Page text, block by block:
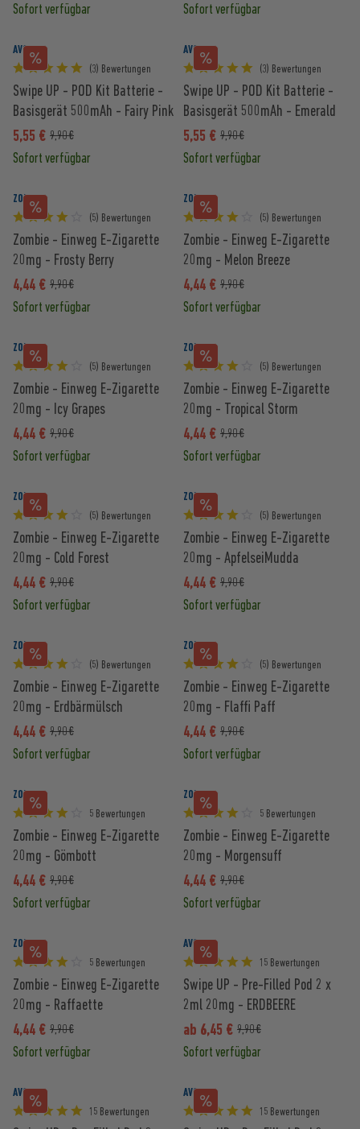
Sofort verfügbar Sofort verfügbar
AVORIA
(3) Bewertungen
Swipe UP - POD Kit Batterie -
Basisgerät 500mAh - Fairy Pink
5,55 € 9,90 €
Sofort verfügbar
AVORIA
(3) Bewertungen
Swipe UP - POD Kit Batterie -
Basisgerät 500mAh - Emerald
Green
5,55 € 9,90 €
Sofort verfügbar
ZOMBIE
(5) Bewertungen
Zombie - Einweg E-Zigarette
20mg - Frosty Berry
4,44 € 9,90 €
Sofort verfügbar
ZOMBIE
(5) Bewertungen
Zombie - Einweg E-Zigarette
20mg - Melon Breeze
4,44 € 9,90 €
Sofort verfügbar
ZOMBIE
(5) Bewertungen
Zombie - Einweg E-Zigarette
20mg - Icy Grapes
4,44 € 9,90 €
Sofort verfügbar
ZOMBIE
(5) Bewertungen
Zombie - Einweg E-Zigarette
20mg - Tropical Storm
4,44 € 9,90 €
Sofort verfügbar
ZOMBIE
(5) Bewertungen
Zombie - Einweg E-Zigarette
20mg - Cold Forest
4,44 € 9,90 €
Sofort verfügbar
ZOMBIE
(5) Bewertungen
Zombie - Einweg E-Zigarette
20mg - ApfelseiMudda
4,44 € 9,90 €
Sofort verfügbar
ZOMBIE
(5) Bewertungen
Zombie - Einweg E-Zigarette
20mg - Erdbärmülsch
4,44 € 9,90 €
Sofort verfügbar
ZOMBIE
(5) Bewertungen
Zombie - Einweg E-Zigarette
20mg - Flaffi Paff
4,44 € 9,90 €
Sofort verfügbar
ZOMBIE
5 Bewertungen
Zombie - Einweg E-Zigarette
20mg - Gömbott
4,44 € 9,90 €
Sofort verfügbar
ZOMBIE
5 Bewertungen
Zombie - Einweg E-Zigarette
20mg - Morgensuff
4,44 € 9,90 €
Sofort verfügbar
ZOMBIE
5 Bewertungen
Zombie - Einweg E-Zigarette
20mg - Raffaette
4,44 € 9,90 €
Sofort verfügbar
AVORIA
15 Bewertungen
Swipe UP - Pre-Filled Pod 2 x
2ml 20mg - ERDBEERE
ab 6,45 € 9,90 €
Sofort verfügbar
AVORIA
15 Bewertungen
AVORIA
15 Bewertungen